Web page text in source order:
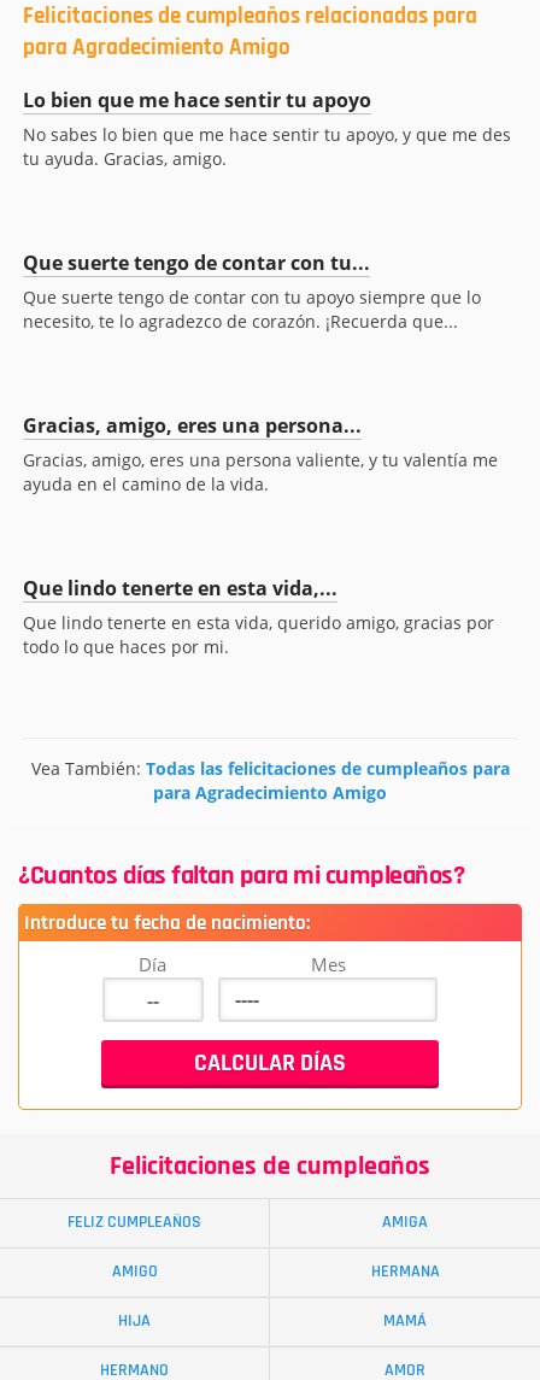
Felicitaciones de cumpleaños relacionadas para
para Agradecimiento Amigo
Lo bien que me hace sentir tu apoyo
No sabes lo bien que me hace sentir tu apoyo, y que me des
tu ayuda. Gracias, amigo.
Que suerte tengo de contar con tu...
Que suerte tengo de contar con tu apoyo siempre que lo
necesito, te lo agradezco de corazón. ¡Recuerda que...
Gracias, amigo, eres una persona...
Gracias, amigo, eres una persona valiente, y tu valentía me
ayuda en el camino de la vida.
Que lindo tenerte en esta vida,...
Que lindo tenerte en esta vida, querido amigo, gracias por
todo lo que haces por mi.
Vea También: Todas las felicitaciones de cumpleaños para
para Agradecimiento Amigo
¿Cuantos días faltan para mi cumpleaños?
Introduce tu fecha de nacimiento:
Día Mes
Felicitaciones de cumpleaños
FELIZ CUMPLEAÑOS AMIGA
AMIGO HERMANA
HIJA MAMÁ
HERMANO AMOR